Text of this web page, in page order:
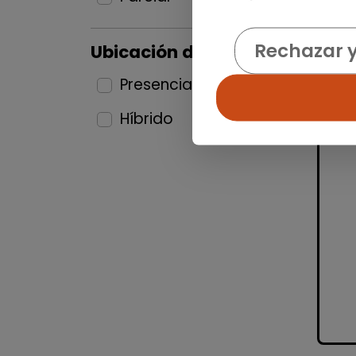
Ubicación del puesto
Presencial
Híbrido
9
Rechazar